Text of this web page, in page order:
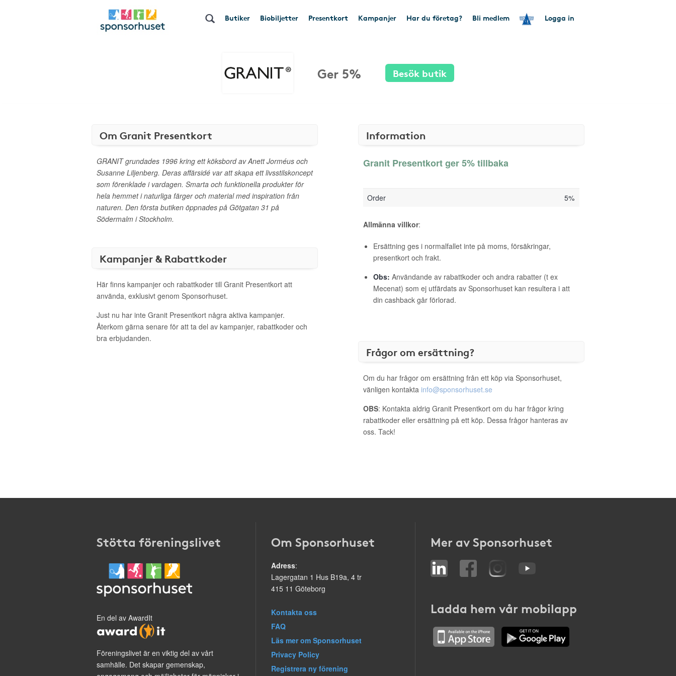
Butiker Biobiljetter Presentkort Kampanjer Har du företag? Bli medlem Logga in
Ger 5% Besök butik
Om Granit Presentkort
GRANIT grundades 1996 kring ett köksbord av Anett Jorméus och
Susanne Liljenberg. Deras affärsidé var att skapa ett livsstilskoncept
som förenklade i vardagen. Smarta och funktionella produkter för
hela hemmet i naturliga färger och material med inspiration från
naturen. Den första butiken öppnades på Götgatan 31 på
Södermalm i Stockholm.
Kampanjer & Rabattkoder
Här finns kampanjer och rabattkoder till Granit Presentkort att
använda, exklusivt genom Sponsorhuset.
Just nu har inte Granit Presentkort några aktiva kampanjer.
Återkom gärna senare för att ta del av kampanjer, rabattkoder och
bra erbjudanden.
Information
Granit Presentkort ger 5% tillbaka
Order 5%
Allmänna villkor:
Ersättning ges i normalfallet inte på moms, försäkringar,
presentkort och frakt.
Obs: Användande av rabattkoder och andra rabatter (t ex
Mecenat) som ej utfärdats av Sponsorhuset kan resultera i att
din cashback går förlorad.
Frågor om ersättning?
Om du har frågor om ersättning från ett köp via Sponsorhuset,
vänligen kontakta info@sponsorhuset.se
OBS: Kontakta aldrig Granit Presentkort om du har frågor kring
rabattkoder eller ersättning på ett köp. Dessa frågor hanteras av
oss. Tack!
Stötta föreningslivet
En del av AwardIt
Föreningslivet är en viktig del av vårt
samhälle. Det skapar gemenskap,
Om Sponsorhuset
Adress:
Lagergatan 1 Hus B19a, 4 tr
415 11 Göteborg
Kontakta oss
FAQ
Läs mer om Sponsorhuset
Privacy Policy
Registrera ny förening
Mer av Sponsorhuset
Ladda hem vår mobilapp